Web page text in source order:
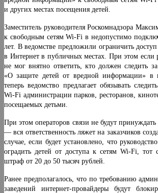
и других местах посещения детей.
Заместитель руководителя Роскомнадзора
к свободным сетям Wi-Fi в недопустимо
лет. В ведомстве предложили ограничить
в Интернет в публичных местах. При этом если
не мог внятно ответить, кто должен следить
«О защите детей от вредной информации» в
теперь ведомство предлагает обязывать
Wi-Fi администрации парков, ресторанов,
посещаемых детьми.
При этом операторов связи не будут
— вся ответственность ляжет на заказчиков
случае, если будет установлено, что
оградить детей от доступа к сетям Wi-Fi, тот
штраф от 20 до 50 тысяч рублей.
Ранее предполагалось, что по требованию
заведений интернет-провайдеры будут